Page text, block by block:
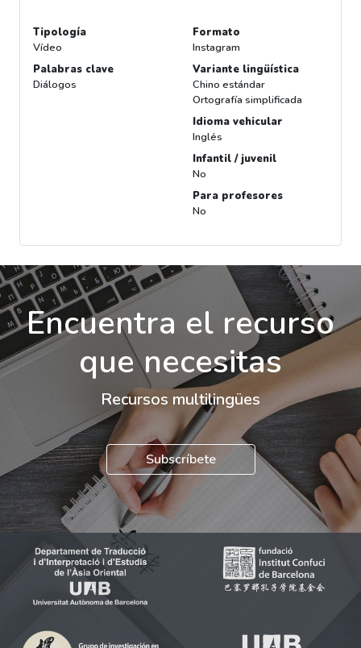
Tipología
Vídeo
Palabras clave
Diálogos
Formato
Instagram
Variante lingüística
Chino estándar
Ortografía simplificada
Idioma vehicular
Inglés
Infantil / juvenil
No
Para profesores
No
Encuentra el recurso
que necesitas
Recursos multilingües
Subscríbete